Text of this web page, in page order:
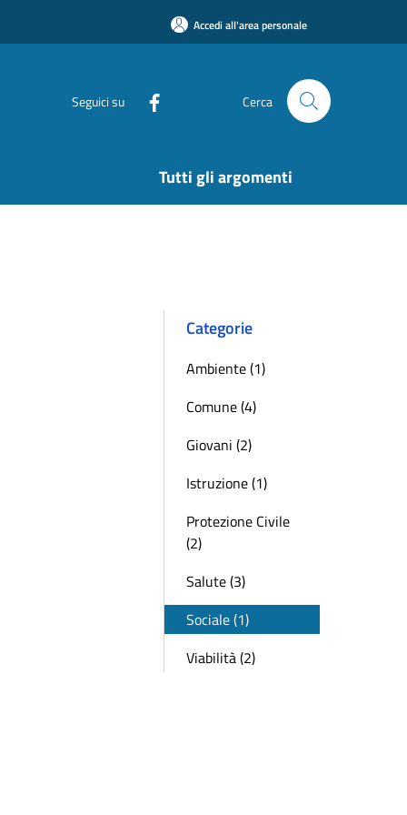
Accedi all'area personale
Seguici su Cerca
Tutti gli argomenti
Categorie
Ambiente (1)
Comune (4)
Giovani (2)
Istruzione (1)
Protezione Civile
(2)
Salute (3)
Sociale (1)
Viabilità (2)